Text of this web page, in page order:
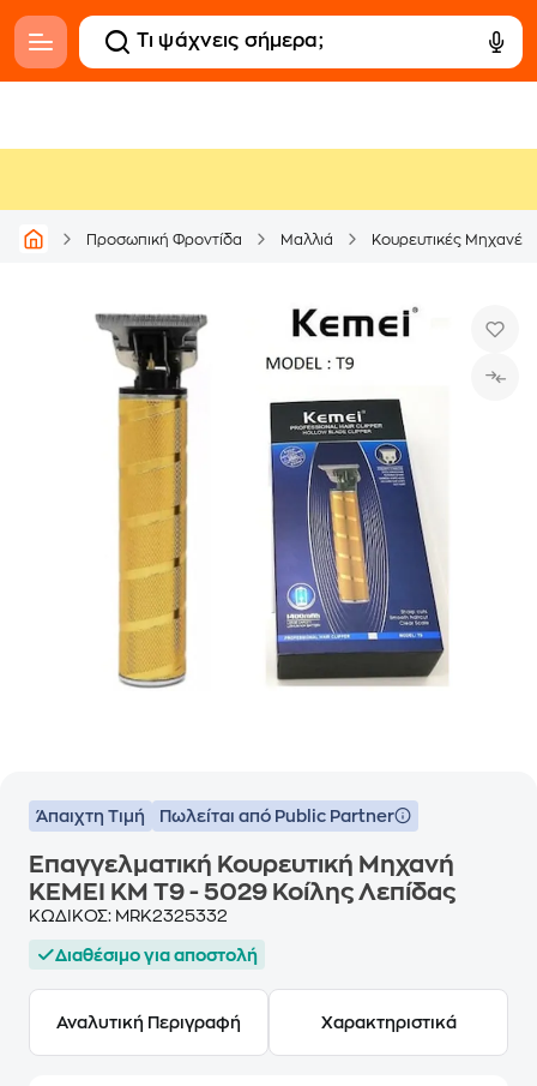
Προσωπική Φροντίδα Μαλλιά Κουρευτικές Μηχανές
Άπαιχτη Τιμή Πωλείται από Public Partner
Επαγγελματική Κουρευτική Μηχανή
KEMEI KM T9 - 5029 Κοίλης Λεπίδας
ΚΩΔΙΚΟΣ: MRK2325332
Διαθέσιμο για αποστολή
Αναλυτική Περιγραφή Χαρακτηριστικά